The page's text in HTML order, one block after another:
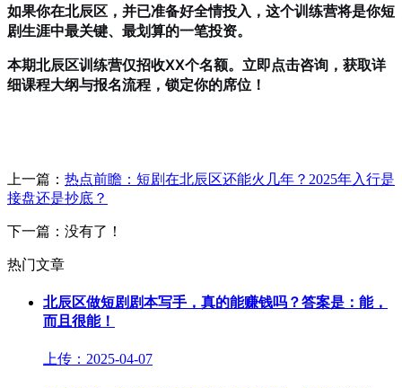
如果你在北辰区，并已准备好全情投入，这个训练营将是你短
剧生涯中最关键、最划算的一笔投资。
本期北辰区训练营仅招收XX个名额。立即点击咨询，获取详
细课程大纲与报名流程，锁定你的席位！
上一篇： 热点前瞻：短剧在北辰区还能火几年？2025年入行是
接盘还是抄底？
下一篇：没有了！
热门文章
北辰区做短剧剧本写手，真的能赚钱吗？答案是：能，
而且很能！
上传：2025-04-07